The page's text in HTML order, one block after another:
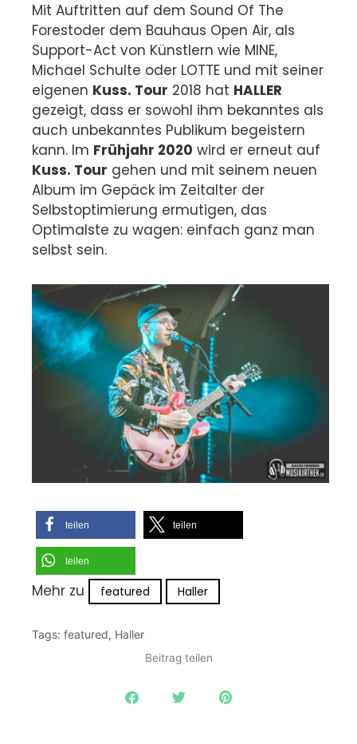
Mit Auftritten auf dem Sound Of The
Forestoder dem Bauhaus Open Air, als
Support-Act von Künstlern wie MINE,
Michael Schulte oder LOTTE und mit seiner
eigenen Kuss. Tour 2018 hat HALLER
gezeigt, dass er sowohl ihm bekanntes als
auch unbekanntes Publikum begeistern
kann. Im Frühjahr 2020 wird er erneut auf
Kuss. Tour gehen und mit seinem neuen
Album im Gepäck im Zeitalter der
Selbstoptimierung ermutigen, das
Optimalste zu wagen: einfach ganz man
selbst sein.
teilen teilen
teilen
Mehr zu featured Haller
Tags: featured, Haller
Beitrag teilen